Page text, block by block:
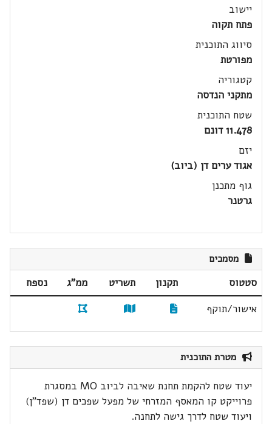
יישוב
פתח תקוה
סיווג התוכנית
מפורטת
קטגוריה
מתקני הנדסה
שטח התוכנית
11.478 דונם
יזם
אגוד ערים דן (ביוב)
גוף מתכנן
גרטנר
מסמכים
סטטוס תקנון תשריט ממ"ג
נספח
אישור/תוקף
מטרת התוכנית
יעוד שטח להקמת תחנת שאיבה לביוב MO במסגרת
פרוייקט קו המאסף המזרחי של מפעל שפכים דן (שפד"ן)
ויעוד שטח לדרך גישה לתחנה.